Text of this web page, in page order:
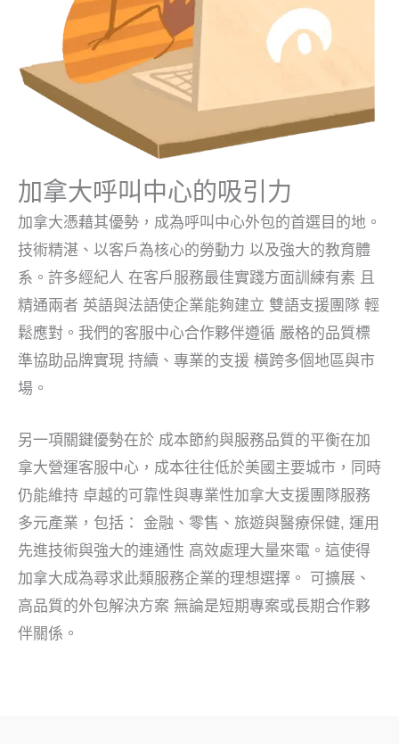
加拿大呼叫中心的吸引力
加拿大憑藉其優勢，成為呼叫中心外包的首選目的地。
技術精湛、以客戶為核心的勞動力 以及強大的教育體
系。許多經紀人 在客戶服務最佳實踐方面訓練有素 且
精通兩者 英語與法語使企業能夠建立 雙語支援團隊 輕
鬆應對。我們的客服中心合作夥伴遵循 嚴格的品質標
準協助品牌實現 持續、專業的支援 橫跨多個地區與市
場。
另一項關鍵優勢在於 成本節約與服務品質的平衡在加
拿大營運客服中心，成本往往低於美國主要城市，同時
仍能維持 卓越的可靠性與專業性加拿大支援團隊服務
多元產業，包括： 金融、零售、旅遊與醫療保健, 運用
先進技術與強大的連通性 高效處理大量來電。這使得
加拿大成為尋求此類服務企業的理想選擇。 可擴展、
高品質的外包解決方案 無論是短期專案或長期合作夥
伴關係。